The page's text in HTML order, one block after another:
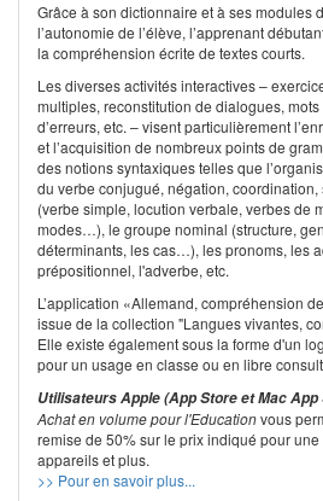
Grâce à son dictionnaire et à ses modules
l’autonomie de l’élève, l’apprenant
la compréhension écrite de textes courts.
Les diverses activités interactives –
multiples, reconstitution de dialogues,
d’erreurs, etc. – visent particulièrement
et l’acquisition de nombreux points de
des notions syntaxiques telles que
du verbe conjugué, négation,
(verbe simple, locution verbale, verbes de
modes…), le groupe nominal (structure,
déterminants, les cas…), les pronoms, les
prépositionnel, l'adverbe, etc.
L’application «Allemand, compréhension
issue de la collection "Langues vivantes,
Elle existe également sous la forme d'un
pour un usage en classe ou en libre
Utilisateurs Apple (App Store et Mac App
Achat en volume pour l'Educationvous
remise de 50% sur le prix indiqué pour
appareils et plus.
>> Pour en savoir plus...